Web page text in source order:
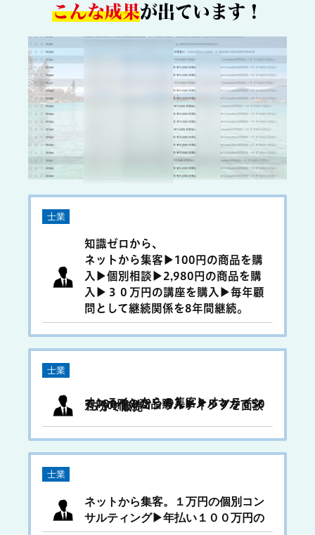
こんな成果が出ています！
士業
知識ゼロから、
ネットから集客▶︎100円の商品を購
入▶︎個別相談▶︎2,980円の商品を購
入▶︎３０万円の講座を購入▶︎毎年顧
問として継続関係を8年間継続。
士業
オンラインからの集客▶︎オンラインで100円の商品購入▶︎メルマガで50万円の個別コンサルティングを面談15分で販売
士業
ネットから集客。１万円の個別コン
サルティング▶︎年払い１００万円の